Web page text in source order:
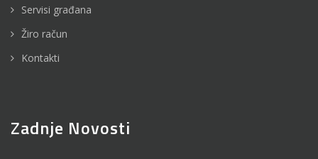
Servisi građana
Žiro račun
Kontakti
Zadnje Novosti